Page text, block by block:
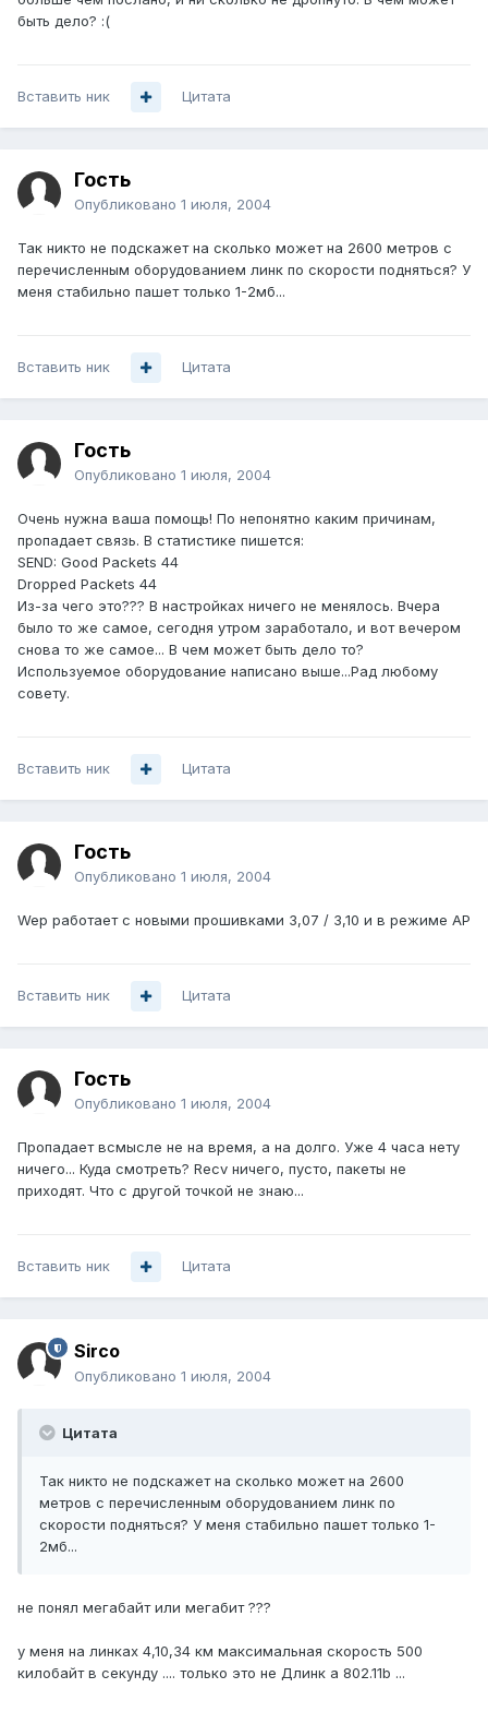
быть дело? :(
Вставить ник Цитата
Гость
Опубликовано 1 июля, 2004
Так никто не подскажет на сколько может на 2600 метров с
перечисленным оборудованием линк по скорости подняться? У
меня стабильно пашет только 1-2мб...
Вставить ник Цитата
Гость
Опубликовано 1 июля, 2004
Очень нужна ваша помощь! По непонятно каким причинам,
пропадает связь. В статистике пишется:
SEND: Good Packets 44
Dropped Packets 44
Из-за чего это??? В настройках ничего не менялось. Вчера
было то же самое, сегодня утром заработало, и вот вечером
снова то же самое... В чем может быть дело то?
Используемое оборудование написано выше...Рад любому
совету.
Вставить ник Цитата
Гость
Опубликовано 1 июля, 2004
Wep работает с новыми прошивками 3,07 / 3,10 и в режиме АР
Вставить ник Цитата
Гость
Опубликовано 1 июля, 2004
Пропадает всмысле не на время, а на долго. Уже 4 часа нету
ничего... Куда смотреть? Recv ничего, пусто, пакеты не
приходят. Что с другой точкой не знаю...
Вставить ник Цитата
Sirco
Опубликовано 1 июля, 2004
Цитата
Так никто не подскажет на сколько может на 2600
метров с перечисленным оборудованием линк по
скорости подняться? У меня стабильно пашет только 1-
2мб...
не понял мегабайт или мегабит ???
у меня на линках 4,10,34 км максимальная скорость 500
килобайт в секунду .... только это не Длинк а 802.11b ...